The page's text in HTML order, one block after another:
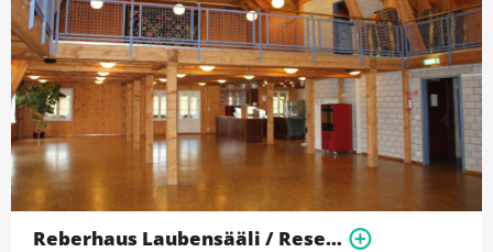
Reberhaus Laubensääli / Reservation nur auf Anfrage möglich 031/ 829 18 15